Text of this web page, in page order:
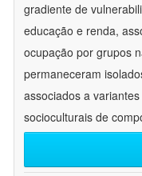
gradiente de
educação e renda,
ocupação por grupos
permaneceram
associados a
socioculturais de